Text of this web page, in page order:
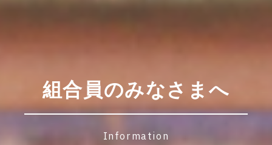
組合員のみなさまへ
Information